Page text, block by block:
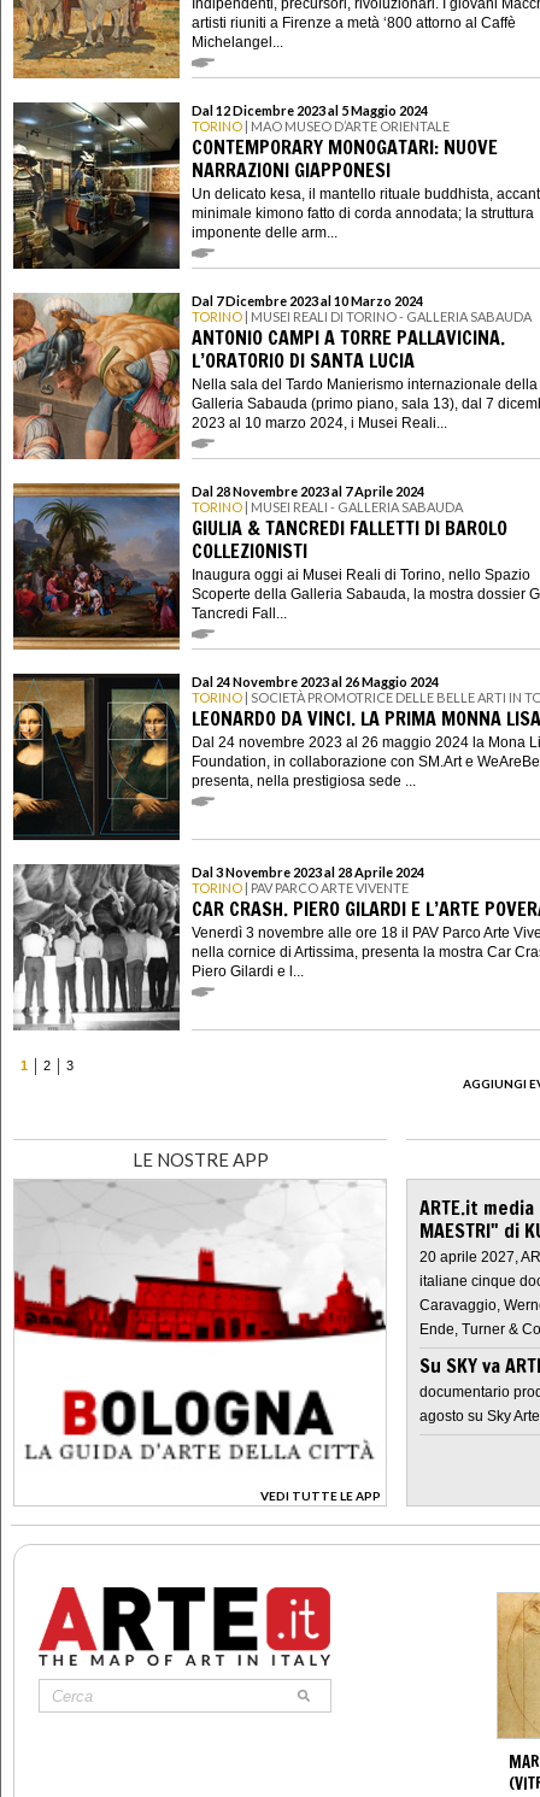
artisti riuniti a Firenze a metà ‘800 attorno al Caffè
Michelangel...
Dal 12 Dicembre 2023 al 5 Maggio 2024
TORINO | MAO MUSEO D’ARTE ORIENTALE
CONTEMPORARY MONOGATARI: NUOVE
NARRAZIONI GIAPPONESI
Un delicato kesa, il mantello rituale buddhista,
minimale kimono fatto di corda annodata; la struttura
imponente delle arm...
Dal 7 Dicembre 2023 al 10 Marzo 2024
TORINO | MUSEI REALI DI TORINO - GALLERIA SABAUDA
ANTONIO CAMPI A TORRE PALLAVICINA.
L’ORATORIO DI SANTA LUCIA
Nella sala del Tardo Manierismo internazionale della
Galleria Sabauda (primo piano, sala 13), dal 7
2023 al 10 marzo 2024, i Musei Reali...
Dal 28 Novembre 2023 al 7 Aprile 2024
TORINO | MUSEI REALI - GALLERIA SABAUDA
GIULIA & TANCREDI FALLETTI DI BAROLO
COLLEZIONISTI
Inaugura oggi ai Musei Reali di Torino, nello Spazio
Scoperte della Galleria Sabauda, la mostra dossier
Tancredi Fall...
Dal 24 Novembre 2023 al 26 Maggio 2024
TORINO | SOCIETÀ PROMOTRICE DELLE BELLE ARTI IN
LEONARDO DA VINCI. LA PRIMA MONNA LISA
Dal 24 novembre 2023 al 26 maggio 2024 la Mona
Foundation, in collaborazione con SM.Art e
presenta, nella prestigiosa sede ...
Dal 3 Novembre 2023 al 28 Aprile 2024
TORINO | PAV PARCO ARTE VIVENTE
CAR CRASH. PIERO GILARDI E L’ARTE
Venerdì 3 novembre alle ore 18 il PAV Parco Arte
nella cornice di Artissima, presenta la mostra Car
Piero Gilardi e l...
1 2
3
AGGIUNGI
LE NOSTRE APP
VEDI TUTTE LE APP
>
ARTE.it
MAESTRI" di
20 aprile 2027,
italiane cinque
Caravaggio,
Ende, Turner &
Su SKY va
documentario
agosto su Sky Arte